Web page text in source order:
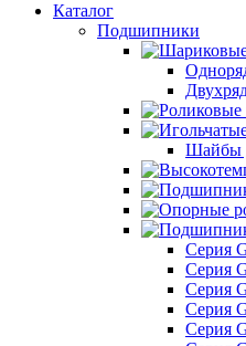
Каталог
Подшипники
Шайбы
Серия
Серия
Серия
Серия
Серия